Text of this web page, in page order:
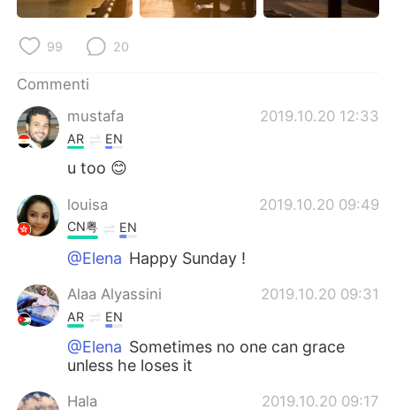
99 20
Commenti
mustafa
2019.10.20 12:33
AR EN
u too 😊
louisa 2019.10.20 09:49
CN粤 EN
@Elena Happy Sunday !
Alaa Alyassini 2019.10.20 09:31
AR EN
@Elena Sometimes no one can grace
unless he loses it
Hala 2019.10.20 09:17